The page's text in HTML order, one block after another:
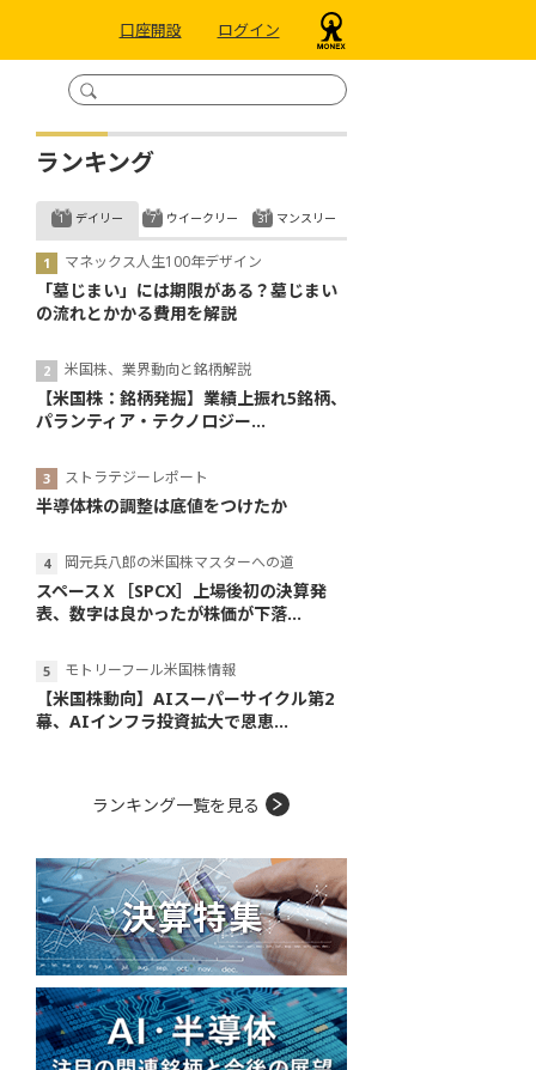
口座開設 ログイン
ランキング
デイリー
マネックス人生100年デザイン
「墓じまい」には期限がある？墓じまい
の流れとかかる費用を解説
米国株、業界動向と銘柄解説
【米国株：銘柄発掘】業績上振れ5銘柄、
パランティア・テクノロジー...
ストラテジーレポート
半導体株の調整は底値をつけたか
岡元兵八郎の米国株マスターへの道
スペースＸ［SPCX］上場後初の決算発
表、数字は良かったが株価が下落...
モトリーフール米国株情報
【米国株動向】AIスーパーサイクル第2
幕、AIインフラ投資拡大で恩恵...
ウイークリー マンスリー
ランキング一覧を見る